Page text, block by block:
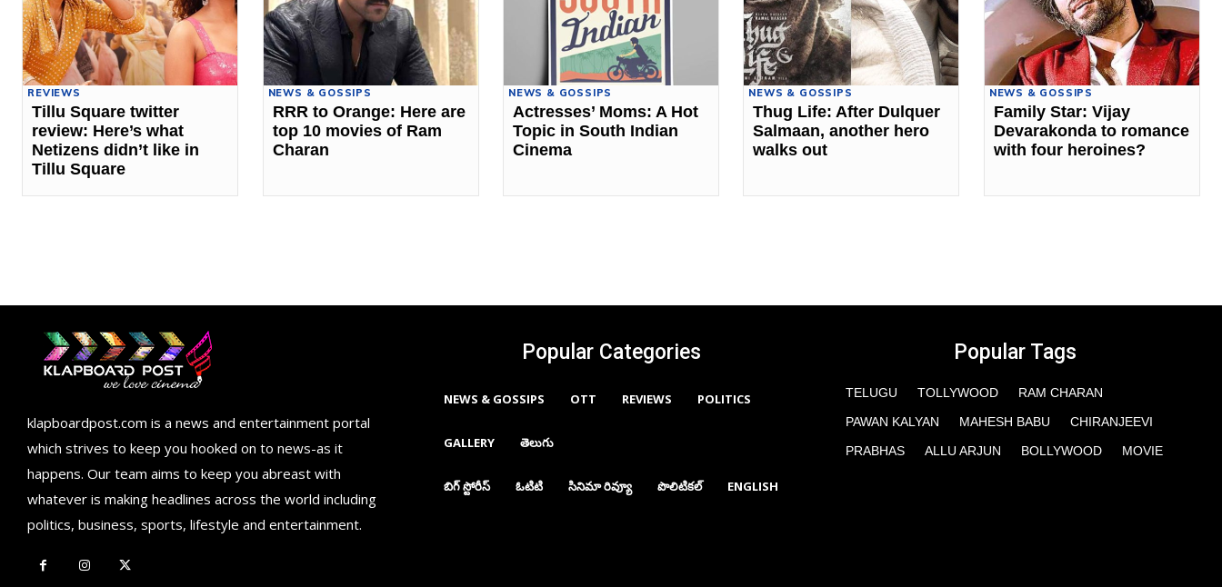
REVIEWS
Tillu Square twitter
review: Here’s what
Netizens didn’t like in
Tillu Square
NEWS & GOSSIPS
RRR to Orange: Here are
top 10 movies of Ram
Charan
NEWS & GOSSIPS
Actresses’ Moms: A Hot
Topic in South Indian
Cinema
NEWS & GOSSIPS
Thug Life: After Dulquer
Salmaan, another hero
walks out
NEWS & GOSSIPS
Family Star: Vijay
Devarakonda to romance
with four heroines?
klapboardpost.com is a news and entertainment portal
which strives to keep you hooked on to news-as it
happens. Our team aims to keep you abreast with
whatever is making headlines across the world including
politics, business, sports, lifestyle and entertainment.
Popular Categories
NEWS & GOSSIPS OTT REVIEWS POLITICS
GALLERY తెలుగు
బిగ్ స్టోరీస్ ఓటిటి సినిమా రివ్యూ పొలిటికల్ ENGLISH
Popular Tags
TELUGU TOLLYWOOD
RAM CHARAN
PAWAN KALYAN
MAHESH BABU
CHIRANJEEVI
PRABHAS
ALLU ARJUN BOLLYWOOD MOVIE